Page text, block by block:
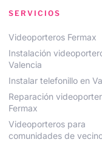
SERVICIOS
Videoporteros Fermax
Instalación
Valencia
Instalar telefonillo en
Reparación
Fermax
Videoporteros para
comunidades de